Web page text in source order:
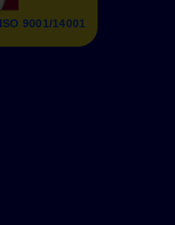
9001/14001